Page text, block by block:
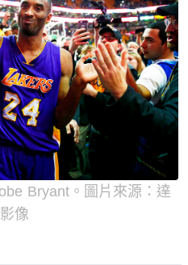
Bryant。圖片來源：達
像